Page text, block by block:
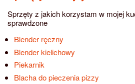
Sprzęty z jakich korzystam w mojej
sprawdzone
Blender ręczny
Blender kielichowy
Piekarnik
Blacha do pieczenia pizzy